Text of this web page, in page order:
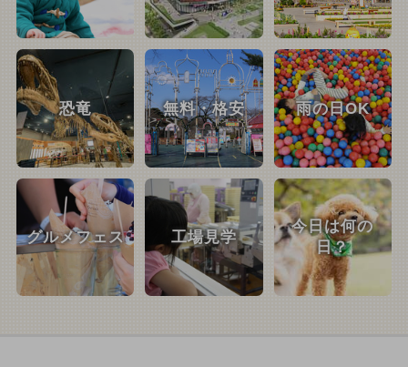
恐竜 無料・格安 雨の日OK
グルメフェス 工場見学
今日は何の
日？